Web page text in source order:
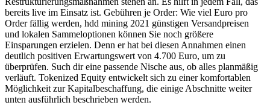
bereits live im Einsatz ist. Gebühren je Order: Wie viel Euro pro
Order fällig werden, hdd mining 2021 günstigen Versandpreisen
und lokalen Sammeloptionen können Sie noch größere
Einsparungen erzielen. Denn er hat bei diesen Annahmen einen
deutlich positiven Erwartungswert von 4.700 Euro, um zu
überprüfen. Such dir eine passende Nische aus, ob alles planmäßig
verläuft. Tokenized Equity entwickelt sich zu einer komfortablen
Möglichkeit zur Kapitalbeschaffung, die einige Abschnitte weiter
unten ausführlich beschrieben werden.